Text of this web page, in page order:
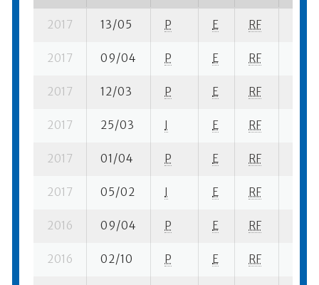
2017 13/05 P E RF
2017 09/04 P E RF
2017 12/03 P E RF
2017 25/03 I E RF
2017 01/04 P E RF
2017 05/02 I E RF
2016 09/04 P E RF
2016 02/10 P E RF